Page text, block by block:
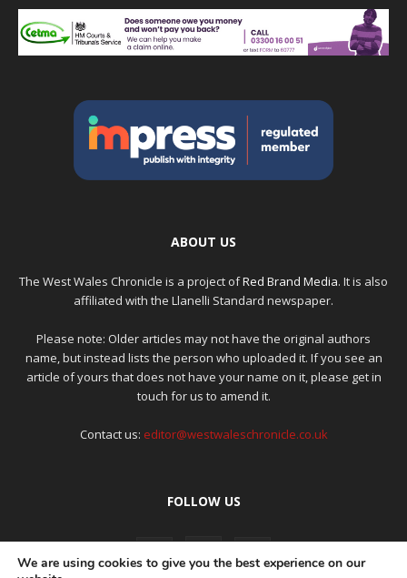
ABOUT US
The West Wales Chronicle is a project ofRed Brand Media. It is also
affiliated with the Llanelli Standard newspaper.
Please note: Older articles may not have the original authors
name, but instead lists the person who uploaded it. If you see an
article of yours that does not have your name on it, please get in
touch for us to amend it.
Contact us: editor@westwaleschronicle.co.uk
FOLLOW US
We are using cookies to give you the best experience on our